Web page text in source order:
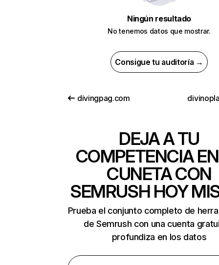
Ningún resultado
No tenemos datos que mostrar.
Consigue tu auditoría →
divingpag.com
DEJA A TU
COMPETENCIA
CUNETA CON
SEMRUSH HOY
Prueba el conjunto completo de
de Semrush con una cuenta
profundiza en los datos